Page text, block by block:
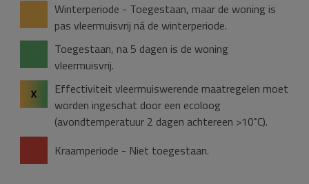
Winterperiode - Toegestaan, maar de woning is
pas vleermuisvrij ná de winterperiode.
Toegestaan, na 5 dagen is de woning
vleermuisvrij.
Effectiviteit vleermuiswerende maatregelen moet
worden ingeschat door een ecoloog
(avondtemperatuur 2 dagen achtereen >10˚C).
Kraamperiode - Niet toegestaan.